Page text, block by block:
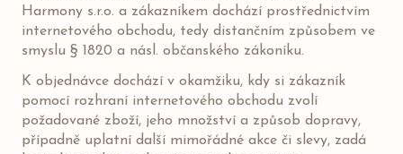
Harmony s.r.o. a zákazníkem dochází prostřednictvím
internetového obchodu, tedy distančním způsobem ve
smyslu § 1820 a násl. občanského zákoníku.
K objednávce dochází v okamžiku, kdy si zákazník
pomocí rozhraní internetového obchodu zvolí
požadované zboží, jeho množství a způsob dopravy,
případně uplatní další mimořádné akce či slevy, zadá